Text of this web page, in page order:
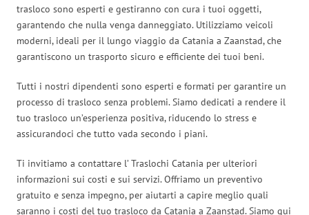
trasloco sono esperti e gestiranno con cura i tuoi oggetti,
garantendo che nulla venga danneggiato. Utilizziamo veicoli
moderni, ideali per il lungo viaggio da Catania a Zaanstad, che
garantiscono un trasporto sicuro e efficiente dei tuoi beni.
Tutti i nostri dipendenti sono esperti e formati per garantire un
processo di trasloco senza problemi. Siamo dedicati a rendere il
tuo trasloco un’esperienza positiva, riducendo lo stress e
assicurandoci che tutto vada secondo i piani.
Ti invitiamo a contattare l’ Traslochi Catania per ulteriori
informazioni sui costi e sui servizi. Offriamo un preventivo
gratuito e senza impegno, per aiutarti a capire meglio quali
saranno i costi del tuo trasloco da Catania a Zaanstad. Siamo qui